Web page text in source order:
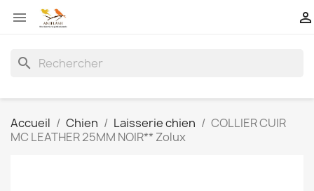
 
search
Accueil Chien Laisserie chien
COLLIER CUIR
MC LEATHER 25MM NOIR** Zolux